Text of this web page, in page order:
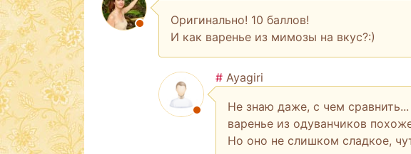
Оригинально! 10 баллов!
И как варенье из мимозы на вкус?:)
# Ayagiri
Не знаю даже, с чем
варенье из одуванчиков
Но оно не слишком сладкое,